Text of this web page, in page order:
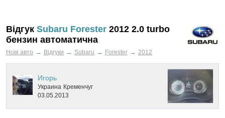
Відгук Subaru Forester 2012 2.0 turbo
бензин автоматична
Нові авто → Відгуки → Subaru → Forester → 2012
Игорь
Украина Кременчуг
03.05.2013